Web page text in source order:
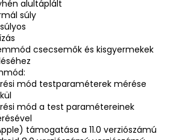
alultáplált
súly
csecsemők és kisgyermekek
mód testparaméterek mérése
mód a test paramétereinek
támogatása a 11.0 verziószámú